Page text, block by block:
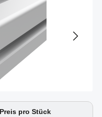
Preis pro Stück